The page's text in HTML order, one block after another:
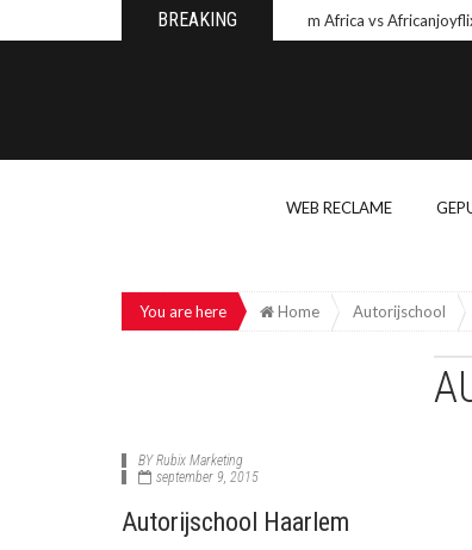
BREAKINGWishes From Africa vs Africanjoyflix
WEB RECLAME
You are here Home Autorijschool
BYRubix Marketing
september 9, 2015
Autorijschool Haarlem